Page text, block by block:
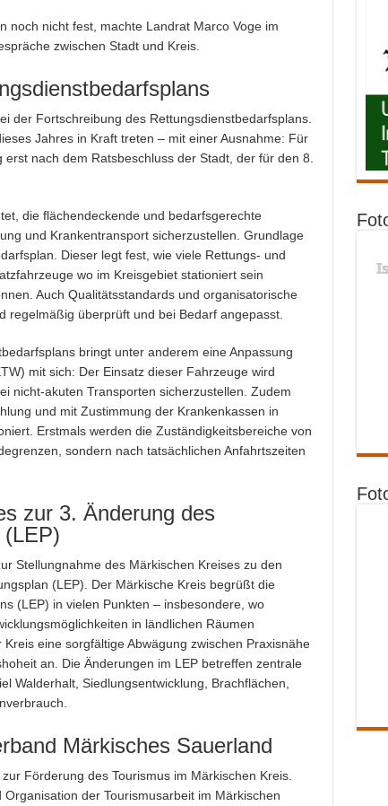
noch nicht fest, machte Landrat Marco Voge im
zwischen Stadt und Kreis.
der Fortschreibung des Rettungsdienstbedarfsplans.
Jahres in Kraft treten – mit einer Ausnahme: Für
nach dem Ratsbeschluss der Stadt, der für den 8.
die flächendeckende und bedarfsgerechte
und Krankentransport sicherzustellen. Grundlage
Dieser legt fest, wie viele Rettungs- und
wo im Kreisgebiet stationiert sein
Auch Qualitätsstandards und organisatorische
regelmäßig überprüft und bei Bedarf angepasst.
bringt unter anderem eine Anpassung
mit sich: Der Einsatz dieser Fahrzeuge wird
nicht-akuten Transporten sicherzustellen. Zudem
und mit Zustimmung der Krankenkassen in
Erstmals werden die Zuständigkeitsbereiche von
sondern nach tatsächlichen Anfahrtszeiten
zur 3. Änderung des
(LEP)
Stellungnahme des Märkischen Kreises zu den
(LEP). Der Märkische Kreis begrüßt die
(LEP) in vielen Punkten – insbesondere, wo
in ländlichen Räumen
eine sorgfältige Abwägung zwischen Praxisnähe
an. Die Änderungen im LEP betreffen zentrale
Walderhalt, Siedlungsentwicklung, Brachflächen,
Märkisches Sauerland
Förderung des Tourismus im Märkischen Kreis.
der Tourismusarbeit im Märkischen